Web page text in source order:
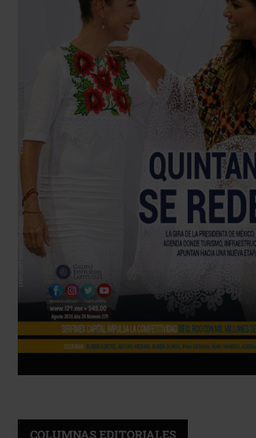
COLUMNAS EDITORIALES